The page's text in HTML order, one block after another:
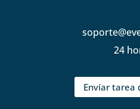
24
Envíar tarea